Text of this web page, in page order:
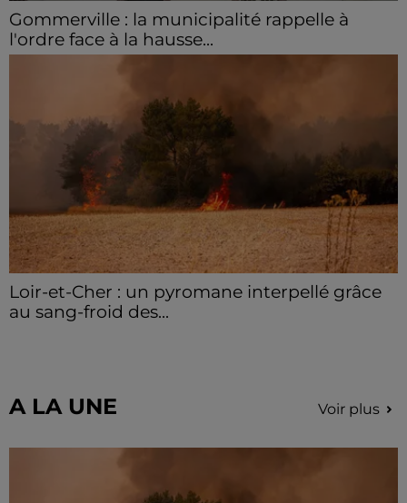
Gommerville : la municipalité rappelle à
l'ordre face à la hausse...
Incrustation de déchets, déjections sur les sites
hausse des incivilités, la mairie de Gommerville
hausse...
Loir-et-Cher : un pyromane interpellé grâce
au sang-froid des...
Grâce...
A LA UNE Voir plus